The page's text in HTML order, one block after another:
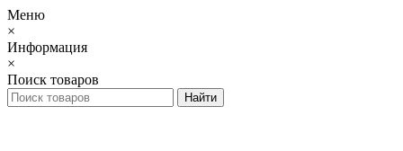
Меню
×
Информация
×
Поиск товаров